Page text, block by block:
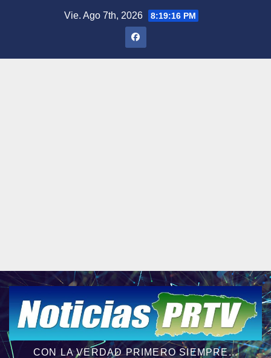
Vie. Ago 7th, 2026 8:19:17 PM
CON LA VERDAD PRIMERO SIEMPRE...